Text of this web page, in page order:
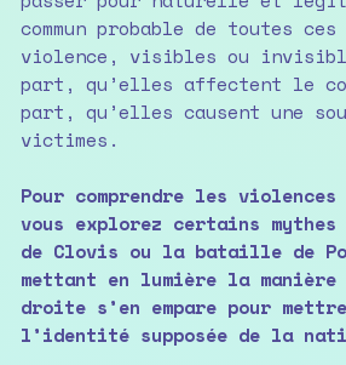
commun probable de toutes ces
violence, visibles ou
part, qu’elles affectent le
part, qu’elles causent une
victimes.
Pour comprendre les violences
vous explorez certains mythes
de Clovis ou la bataille de
mettant en lumière la manière
droite s’en empare pour
l’identité supposée de la